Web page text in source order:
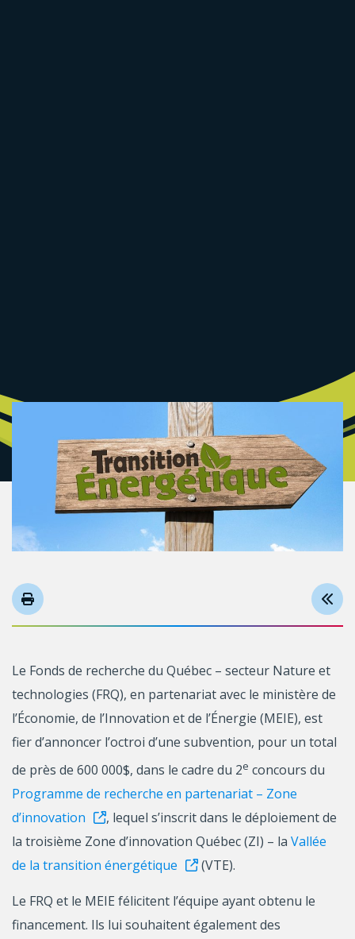
Le Fonds de recherche du Québec – secteur Nature et
technologies (FRQ), en partenariat avec le ministère de
l’Économie, de l’Innovation et de l’Énergie (MEIE), est
fier d’annoncer l’octroi d’une subvention, pour un total
de près de 600 000$, dans le cadre du 2e concours du
Programme de recherche en partenariat – Zone
d’innovation
, lequel s’inscrit dans le déploiement de
la troisième Zone d’innovation Québec (ZI) – la Vallée
de la transition énergétique
(VTE).
Le FRQ et le MEIE félicitent l’équipe ayant obtenu le
financement. Ils lui souhaitent également des